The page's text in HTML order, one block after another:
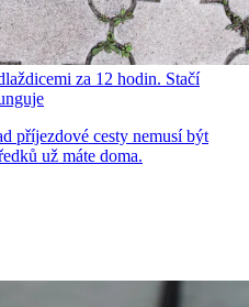
za 12 hodin. Stačí
příjezdové cesty nemusí být
už máte doma.